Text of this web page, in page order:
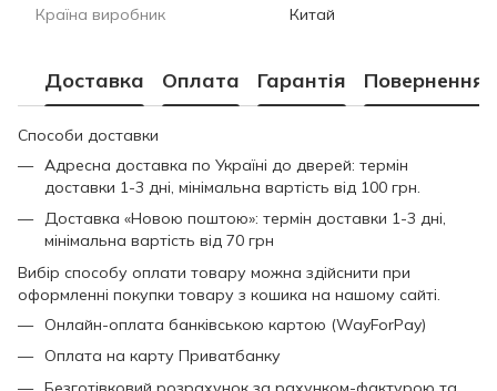
Країна виробник Китай
Доставка Оплата Гарантія Повернення
Способи доставки
Адресна доставка по Україні до дверей: термін
доставки 1-3 дні, мінімальна вартість від 100 грн.
Доставка «Новою поштою»: термін доставки 1-3 дні,
мінімальна вартість від 70 грн
Вибір способу оплати товару можна здійснити при
оформленні покупки товару з кошика на нашому сайті.
Онлайн-оплата банківською картою (WayForPay)
Оплата на карту Приватбанку